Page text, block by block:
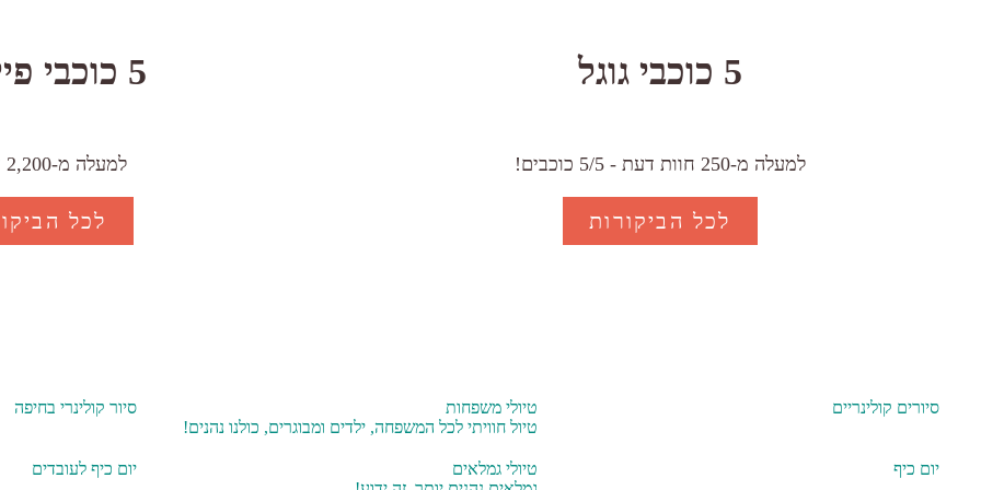
5 כוכבי גוגל
למעלה מ-250 חוות דעת - 5/5 כוכבים!
לכל הביקורות
5 כוכבי פייסבוק
למעלה מ-2,200 עוקבים
לכל
סיורים קולינריים
טיולי משפחות
טיול חוויתי לכל המשפחה, ילדים ומבוגרים, כולנו נהנים!
סיור קולינרי בחיפה
יום כיף
טיולי גמלאים
יום כיף לעובדים